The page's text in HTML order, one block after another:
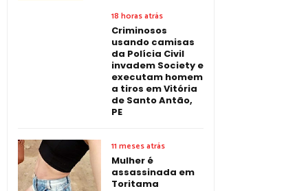
18 horas atrás
Criminosos
usando camisas
da Polícia Civil
invadem Society e
executam homem
a tiros em Vitória
de Santo Antão,
PE
11 meses atrás
Mulher é
assassinada em
Toritama